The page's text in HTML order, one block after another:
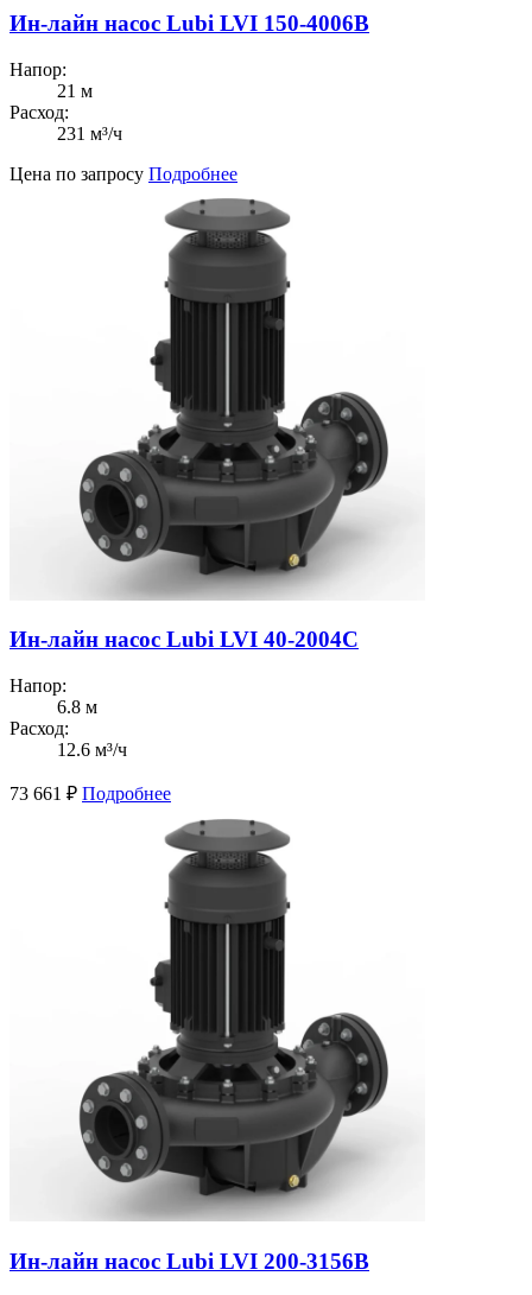
Ин-лайн насос Lubi LVI 150-4006B
Напор:
21 м
Расход:
231 м³/ч
Цена по запросу Подробнее
Ин-лайн насос Lubi LVI 40-2004C
Напор:
6.8 м
Расход:
12.6 м³/ч
73 661 ₽ Подробнее
Ин-лайн насос Lubi LVI 200-3156B